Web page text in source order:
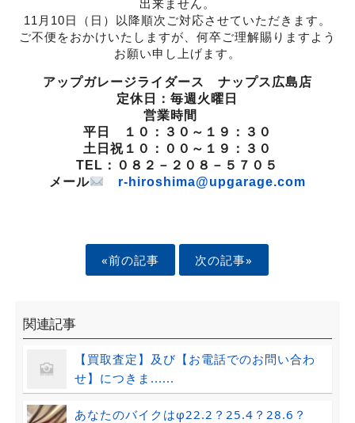
出来ません。
11月10日（日）以降順次ご対応させていただきます。
ご不便をおかけいたしますが、何卒ご理解賜りますよう
お願い申し上げます。
アップガレージライダース ナップス広島店
定休日：毎週火曜日
営業時間
平日 １０：３０～１９：３０
土日祝１０：００～１９：３０
TEL：０８２－２０８－５７０５
メール
r-hiroshima@upgarage.com
«前の記事 次の記事»
関連記事
【買取査定】及び【お電話でのお問い合わ
せ】につきま......
あなたのバイクはφ22.2？25.4？28.6？